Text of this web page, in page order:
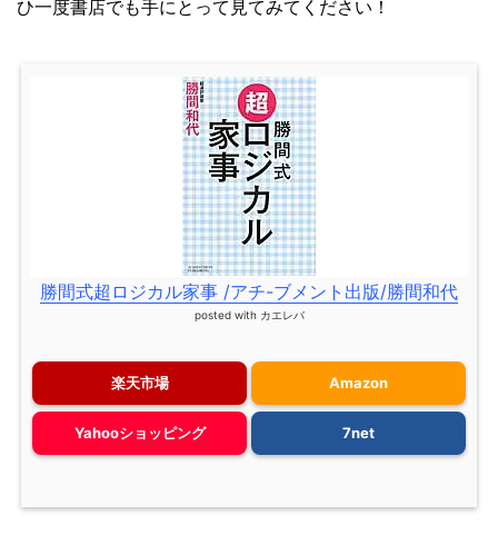
ひ一度書店でも手にとって見てみてください！
勝間式超ロジカル家事 /アチ-ブメント出版/勝間和代
posted with カエレバ
楽天市場 Amazon
Yahooショッピング 7net